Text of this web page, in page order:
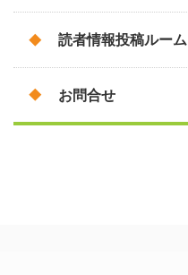
読者情報投稿ルーム
お問合せ